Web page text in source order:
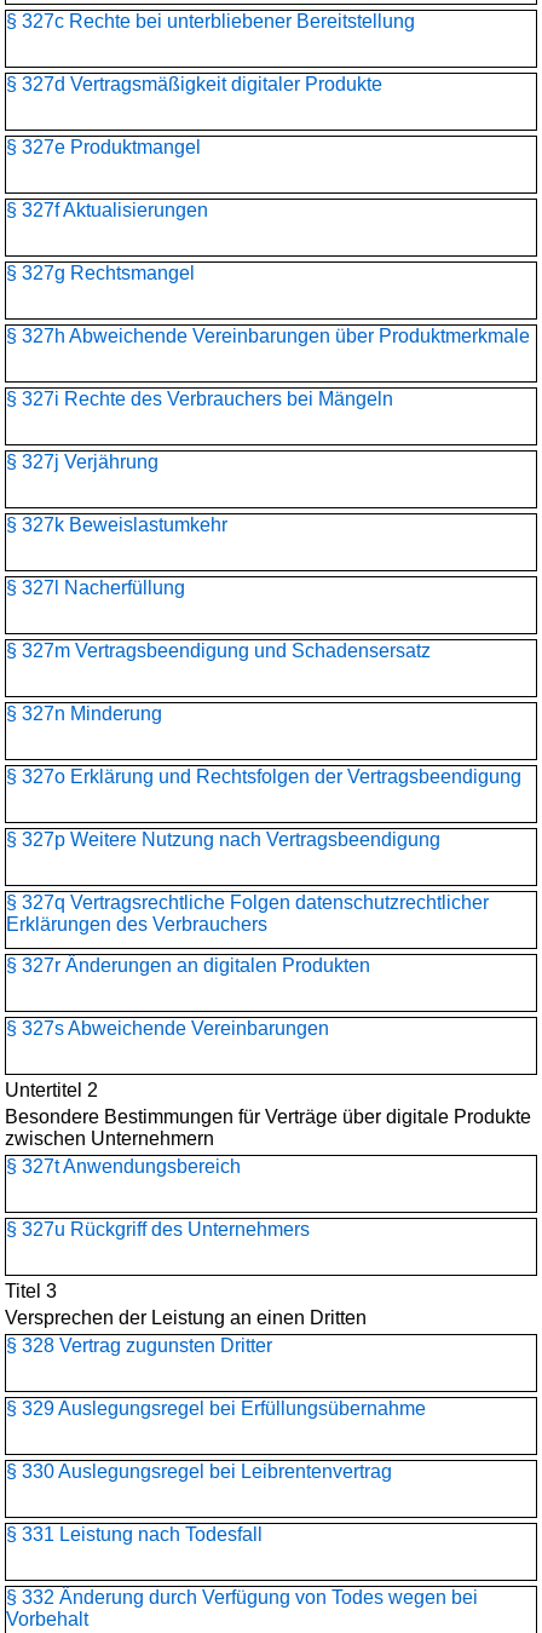
§ 327c Rechte bei unterbliebener Bereitstellung
§ 327d Vertragsmäßigkeit digitaler Produkte
§ 327e Produktmangel
§ 327f Aktualisierungen
§ 327g Rechtsmangel
§ 327h Abweichende Vereinbarungen über Produktmerkmale
§ 327i Rechte des Verbrauchers bei Mängeln
§ 327j Verjährung
§ 327k Beweislastumkehr
§ 327l Nacherfüllung
§ 327m Vertragsbeendigung und Schadensersatz
§ 327n Minderung
§ 327o Erklärung und Rechtsfolgen der Vertragsbeendigung
§ 327p Weitere Nutzung nach Vertragsbeendigung
§ 327q Vertragsrechtliche Folgen datenschutzrechtlicher
Erklärungen des Verbrauchers
§ 327r Änderungen an digitalen Produkten
§ 327s Abweichende Vereinbarungen
Untertitel 2
Besondere Bestimmungen für Verträge über digitale Produkte
zwischen Unternehmern
§ 327t Anwendungsbereich
§ 327u Rückgriff des Unternehmers
Titel 3
Versprechen der Leistung an einen Dritten
§ 328 Vertrag zugunsten Dritter
§ 329 Auslegungsregel bei Erfüllungsübernahme
§ 330 Auslegungsregel bei Leibrentenvertrag
§ 331 Leistung nach Todesfall
§ 332 Änderung durch Verfügung von Todes wegen bei
Vorbehalt